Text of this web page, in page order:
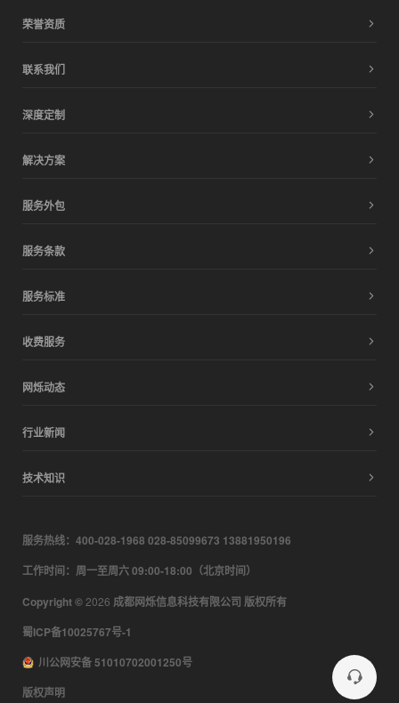
荣誉资质
联系我们
深度定制
解决方案
服务外包
服务条款
服务标准
收费服务
网烁动态
行业新闻
技术知识
服务热线：400-028-1968 028-85099673 13881950196
工作时间：周一至周六 09:00-18:00（北京时间）
Copyright © 2026 成都网烁信息科技有限公司 版权所有
蜀ICP备10025767号-1
川公网安备 51010702001250号
版权声明